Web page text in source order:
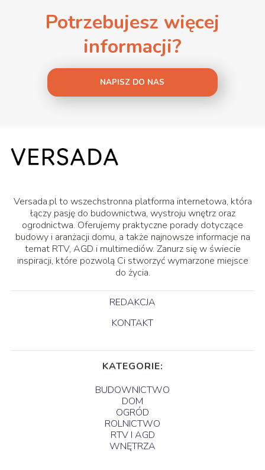
Potrzebujesz więcej
informacji?
NAPISZ DO NAS
Versada.pl to wszechstronna platforma internetowa, która
łączy pasję do budownictwa, wystroju wnętrz oraz
ogrodnictwa. Oferujemy praktyczne porady dotyczące
budowy i aranżacji domu, a także najnowsze informacje na
temat RTV, AGD i multimediów. Zanurz się w świecie
inspiracji, które pozwolą Ci stworzyć wymarzone miejsce
do życia.
REDAKCJA
KONTAKT
KATEGORIE:
BUDOWNICTWO
DOM
OGRÓD
ROLNICTWO
RTV I AGD
WNĘTRZA